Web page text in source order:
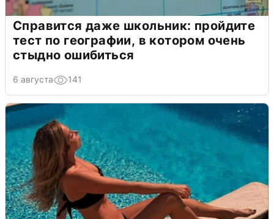
Справится даже школьник: пройдите
тест по географии, в котором очень
стыдно ошибиться
6 августа 141